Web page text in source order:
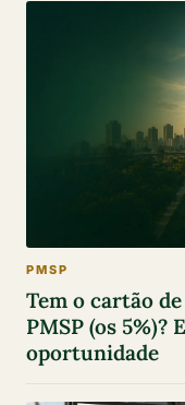
PMSP
Tem o cartão
PMSP (os 5%)?
oportunidade